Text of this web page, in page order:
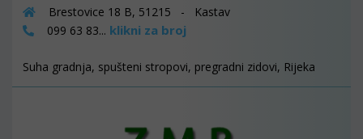
Brestovice 18 B, 51215 - Kastav
099 63 83... klikni za broj
Suha gradnja, spušteni stropovi, pregradni zidovi, Rijeka